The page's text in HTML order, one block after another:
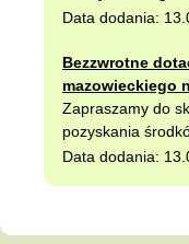
Data dodania:
Bezzwrotne
mazowieckiego
Zapraszamy do
pozyskania
Data dodania: